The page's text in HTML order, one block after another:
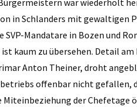
war wiederholt
in ­Schlanders mit gewaltigen
­SVP-Mandatare in Bozen und
kaum zu übersehen. Detail
Anton Theiner, droht
­offenbar nicht gefallen,
Miteinbeziehung der